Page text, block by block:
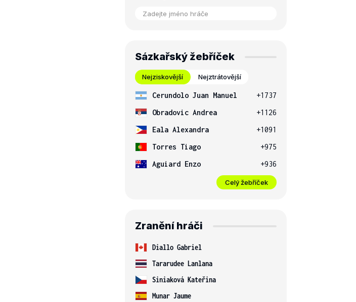
Sázkařský žebříček
Nejziskovější Nejztrátovější
Cerundolo Juan Manuel
+1737
Obradovic Andrea
+1126
Eala Alexandra
+1091
Torres Tiago
+975
Aguiard Enzo
+936
Celý žebříček
Zranění hráči
Diallo Gabriel
Tararudee Lanlana
Siniaková Kateřina
Munar Jaume